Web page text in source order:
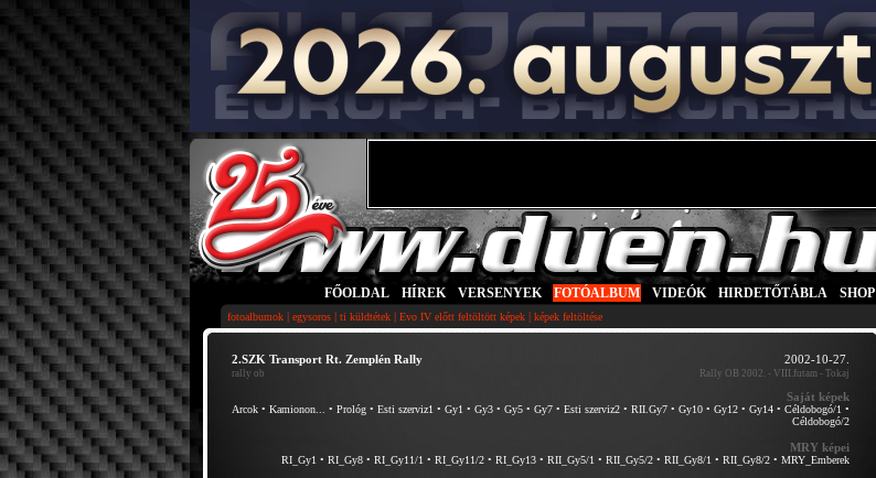
FŐOLDAL HÍREK VERSENYEK FOTÓALBUM VIDEÓK HIRDETŐTÁBLA SHOP
fotoalbumok | egysoros | ti küldtétek | Evo IV előtt feltöltött képek | képek feltöltése
2.SZK Transport Rt. Zemplén Rally
rally ob
2002-10-27.
Rally OB 2002. - VIII.futam - Tokaj
Saját képek
Arcok• Kamionon... • Prológ• Esti szerviz1 • Gy1 • Gy3• Gy5• Gy7• Esti szerviz2• RII.Gy7• Gy10• Gy12• Gy14• Céldobogó/1 •
Céldobogó/2
MRY képei
RI_Gy1 • RI_Gy8• RI_Gy11/1 • RI_Gy11/2• RI_Gy13• RII_Gy5/1 • RII_Gy5/2• RII_Gy8/1 • RII_Gy8/2• MRY_Emberek